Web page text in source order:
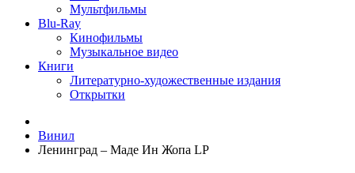
Мультфильмы
Blu-Ray
Кинофильмы
Музыкальное видео
Книги
Литературно-художественные издания
Открытки
Винил
Ленинград ‎– Маде Ин Жопа LP